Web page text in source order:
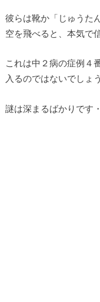
彼らは靴か「じゅうた
空を飛べると、本気で
これは中２病の症例４
入るのではないでしょ
謎は深まるばかりです